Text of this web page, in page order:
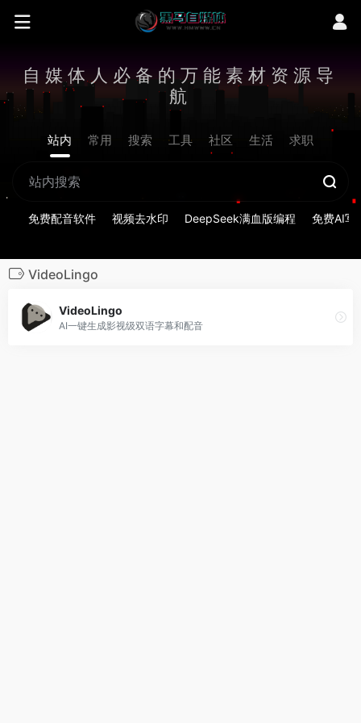
自媒体人必备的万能素材资源导
航
站内 常用 搜索 工具 社区 生活 求职
免费配音软件 视频去水印 DeepSeek满血版编程 免费AI写
VideoLingo
VideoLingo
AI一键生成影视级双语字幕和配音